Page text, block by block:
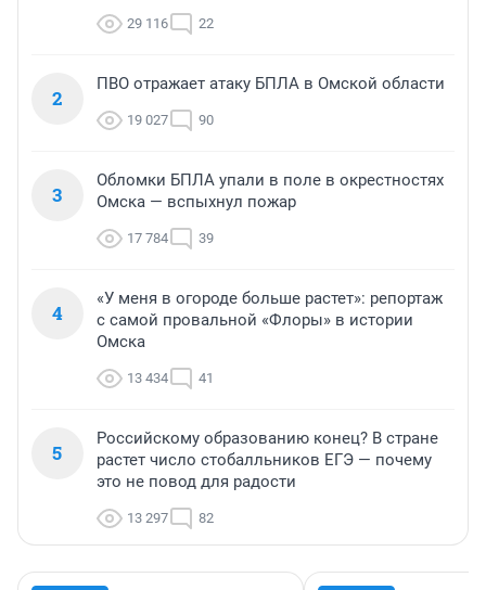
29 116 22
2
ПВО отражает атаку БПЛА в Омской области
19 027 90
3
Обломки БПЛА упали в поле в окрестностях
Омска — вспыхнул пожар
17 784 39
4
«У меня в огороде больше растет»: репортаж
с самой провальной «Флоры» в истории
Омска
13 434 41
5
Российскому образованию конец? В стране
растет число стобалльников ЕГЭ — почему
это не повод для радости
13 297 82